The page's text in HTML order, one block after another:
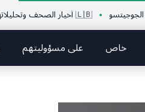
🇱🇧 أخيار الصحف وتحليلاتها وأسرارها
خاص على مسؤوليتهم